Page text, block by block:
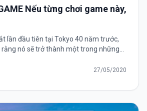
Nếu từng chơi game này,
lần đầu tiên tại Tokyo 40 năm trước,
rằng nó sẽ trở thành một trong những
27/05/2020